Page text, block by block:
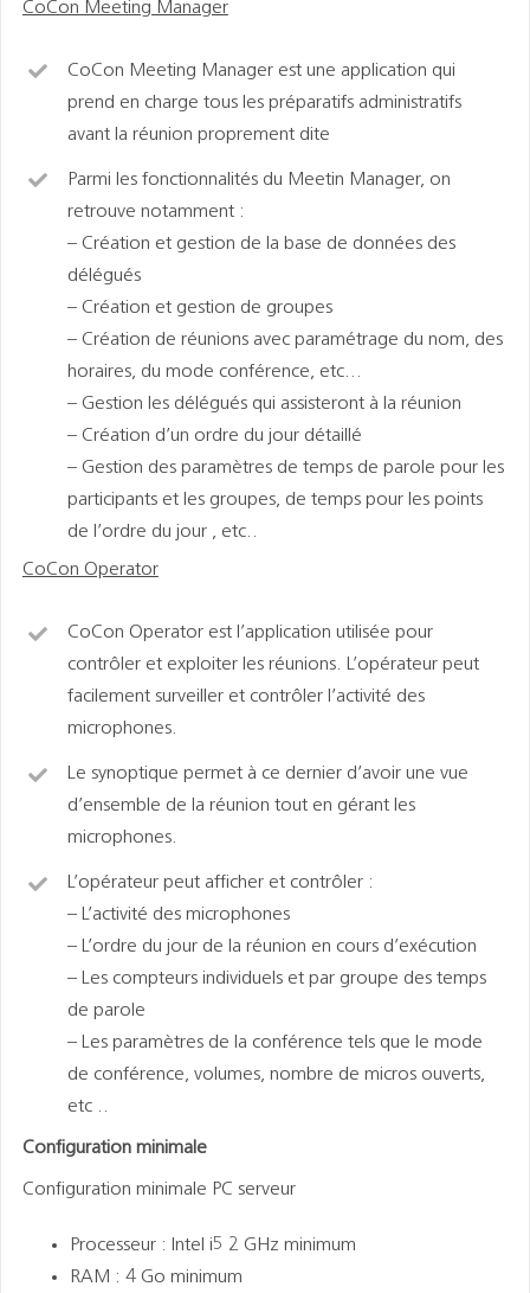
CoCon Meeting Manager
CoCon Meeting Manager est une application qui
prend en charge tous les préparatifs administratifs
avant la réunion proprement dite
Parmi les fonctionnalités du Meetin Manager, on
retrouve notamment :
– Création et gestion de la base de données des
délégués
– Création et gestion de groupes
– Création de réunions avec paramétrage du nom, des
horaires, du mode conférence, etc…
– Gestion les délégués qui assisteront à la réunion
– Création d’un ordre du jour détaillé
– Gestion des paramètres de temps de parole pour les
participants et les groupes, de temps pour les points
de l’ordre du jour , etc..
CoCon Operator
CoCon Operator est l’application utilisée pour
contrôler et exploiter les réunions. L’opérateur peut
facilement surveiller et contrôler l’activité des
microphones.
Le synoptique permet à ce dernier d’avoir une vue
d’ensemble de la réunion tout en gérant les
microphones.
L’opérateur peut afficher et contrôler :
– L’activité des microphones
– L’ordre du jour de la réunion en cours d’exécution
– Les compteurs individuels et par groupe des temps
de parole
– Les paramètres de la conférence tels que le mode
de conférence, volumes, nombre de micros ouverts,
etc ..
Configuration minimale
Configuration minimale PC serveur
Processeur : Intel i5 2 GHz minimum
RAM : 4 Go minimum